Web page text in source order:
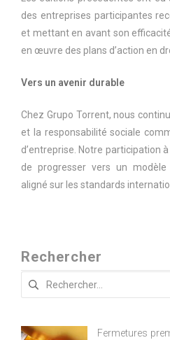
des entreprises participantes
et mettant en avant son
en œuvre des plans d’action en
Vers un avenir durable
Chez Grupo Torrent, nous
et la responsabilité sociale
d’entreprise. Notre participation
de progresser vers un modèle
aligné sur les standards
Rechercher
Rechercher :
Fermetures